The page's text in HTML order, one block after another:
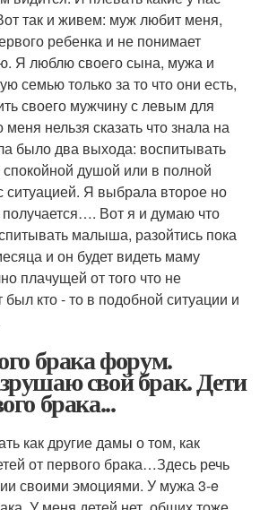
так и живем: муж любит меня,
ребенка и не понимает
Я люблю своего сына, мужа и
семью только за то что они есть,
своего мужчину с левым для
нельзя сказать что знала на
было два выхода: воспитывать
душой или в полной
ситуацией. Я выбрала второе но
получается…. Вот я и думаю что
малыша, разойтись пока
и он будет видеть маму
плачущей от того что не
кто - то в подобной ситуации и
брака форум.
свой брак. Дети
брака...
как другие дамы о том, как
от первого брака…Здесь речь
своими эмоциями. У мужа 3-e